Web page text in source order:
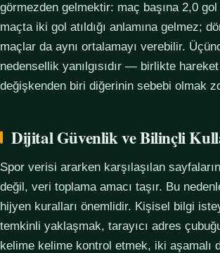
görmezden gelmektir: maç başına 2,0
maçta iki gol atıldığı anlamına gelmez;
maçlar da aynı ortalamayı verebilir.
nedensellik yanılgısıdır — birlikte
değişkenden biri diğerinin sebebi olmak
Dijital Güvenlik ve Bilinçli
Spor verisi ararken karşılaşılan
değil, veri toplama amacı taşır. Bu
hijyen kuralları önemlidir. Kişisel bilgi
temkinli yaklaşmak, tarayıcı adres
kelime kelime kontrol etmek, iki aşamalı